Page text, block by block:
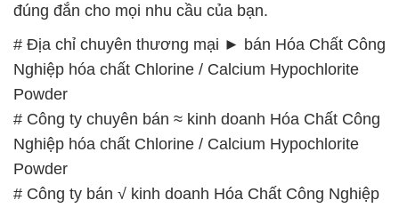
đúng đắn cho mọi nhu cầu của bạn.
# Địa chỉ chuyên thương mại ► bán Hóa Chất Công
Nghiệp hóa chất Chlorine / Calcium Hypochlorite
Powder
# Công ty chuyên bán ≈ kinh doanh Hóa Chất Công
Nghiệp hóa chất Chlorine / Calcium Hypochlorite
Powder
# Công ty bán √ kinh doanh Hóa Chất Công Nghiệp